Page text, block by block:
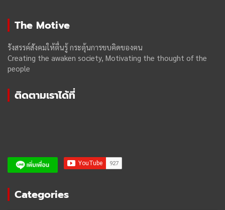
The Motive
รังสรรค์สังคมให้ตื่นรู้ กระตุ้นการขบคิดของฅน
Creating the awaken society, Motivating the thought of the
people
ติดตามเราได้ที่
Categories